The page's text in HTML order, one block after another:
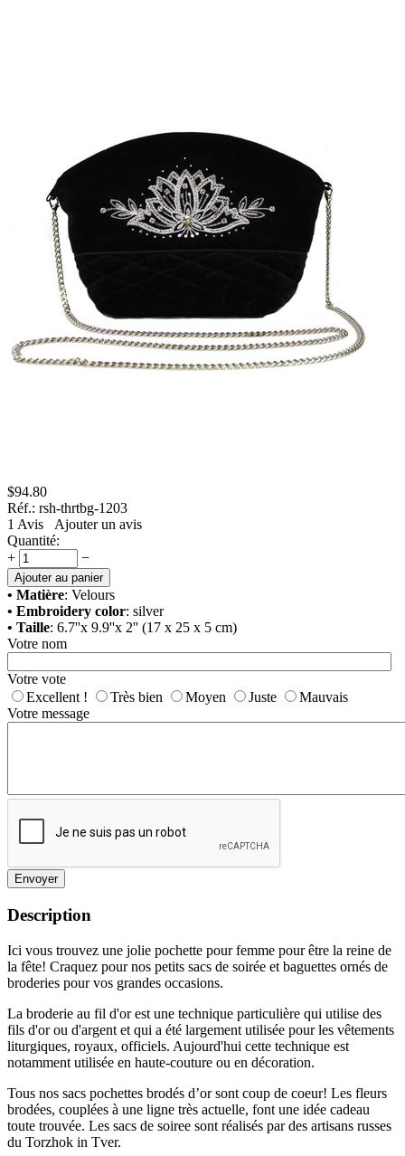
$94.80
Réf.: rsh-thrtbg-1203
1 Avis
Ajouter un avis
Quantité:
+
−
Ajouter au panier
• Matière: Velours
• Embroidery color: silver
• Taille: 6.7''x 9.9''x 2'' (17 x 25 x 5 cm)
Votre nom
Votre vote
Excellent !
Très bien Moyen Juste
Mauvais
Votre message
Envoyer
Description
Ici vous trouvez une jolie pochette pour femme pour être la reine de
la fête! Craquez pour nos petits sacs de soirée et baguettes ornés de
broderies pour vos grandes occasions.
La broderie au fil d'or est une technique particulière qui utilise des
fils d'or ou d'argent et qui a été largement utilisée pour les vêtements
liturgiques, royaux, officiels. Aujourd'hui cette technique est
notamment utilisée en haute-couture ou en décoration.
Tous nos sacs pochettes brodés d’or sont coup de coeur! Les fleurs
brodées, couplées à une ligne très actuelle, font une idée cadeau
toute trouvée. Les sacs de soiree sont réalisés par des artisans russes
du Torzhok in Tver.